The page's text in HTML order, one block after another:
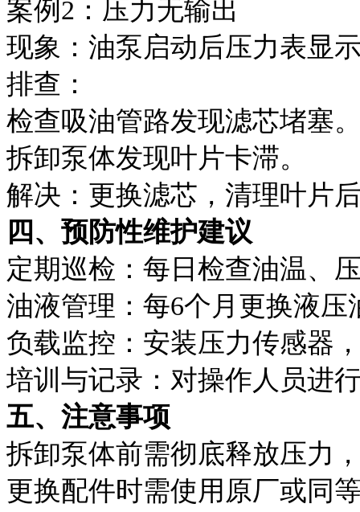
案例2：压力无输出
现象：油泵启动后压力表显
排查：
检查吸油管路发现滤芯堵塞
拆卸泵体发现叶片卡滞。
解决：更换滤芯，清理叶片
四、预防性维护建议
定期巡检：每日检查油温、
油液管理：每6个月更换液
负载监控：安装压力传感器
培训与记录：对操作人员进
五、注意事项
拆卸泵体前需彻底释放压力
更换配件时需使用原厂或同